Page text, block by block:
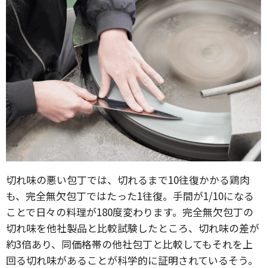
切れ味の悪い包丁では、切れるまで10往復かかる鶏肉
も、完全無欠包丁ではたった1往復。手間が1/10になる
ことで日々の料理が180度変わります。完全無欠包丁の
切れ味を他社製品と比較試験したところ、切れ味の差が
約3倍あり、同価格帯の他社包丁と比較してもそれを上
回る切れ味があることが科学的に証明されているそう。